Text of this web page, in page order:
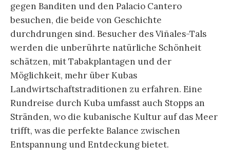
gegen Banditen und den Palacio Cantero
besuchen, die beide von Geschichte
durchdrungen sind. Besucher des Viñales-Tals
werden die unberührte natürliche Schönheit
schätzen, mit Tabakplantagen und der
Möglichkeit, mehr über Kubas
Landwirtschaftstraditionen zu erfahren. Eine
Rundreise durch Kuba umfasst auch Stopps an
Stränden, wo die kubanische Kultur auf das Meer
trifft, was die perfekte Balance zwischen
Entspannung und Entdeckung bietet.